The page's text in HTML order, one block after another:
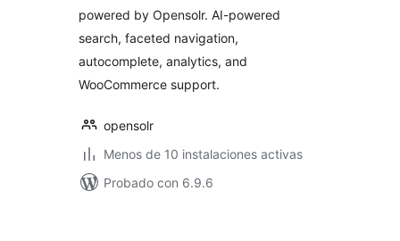
powered by Opensolr. AI-powered
search, faceted navigation,
autocomplete, analytics, and
WooCommerce support.
opensolr
Menos de 10 instalaciones activas
Probado con 6.9.6